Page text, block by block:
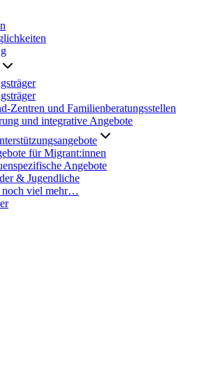
Zentren und Familienberatungsstellen
und integrative Angebote
für Migrant:innen
Angebote
& Jugendliche
noch viel mehr…